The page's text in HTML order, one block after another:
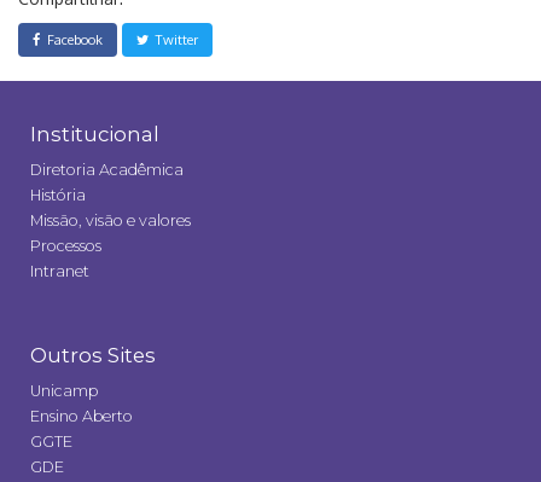
Facebook Twitter
Institucional
Diretoria Acadêmica
História
Missão, visão e valores
Processos
Intranet
Outros Sites
Unicamp
Ensino Aberto
GGTE
GDE